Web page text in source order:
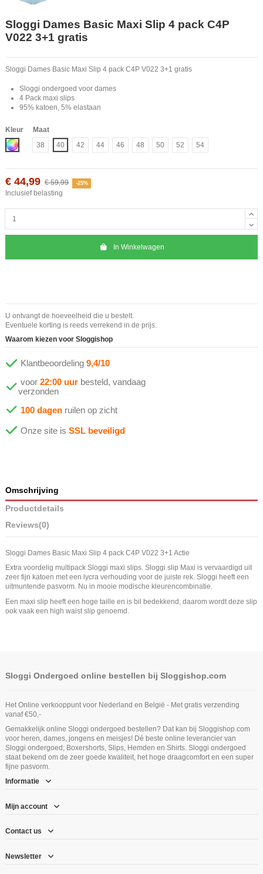
Sloggi Dames Basic Maxi Slip 4 pack C4P
V022 3+1 gratis
Sloggi Dames Basic Maxi Slip 4 pack C4P V022 3+1 gratis
Sloggi ondergoed voor dames
4 Pack maxi slips
95% katoen, 5% elastaan
Kleur
Mix
Maat
38
40 42 44 46 48 50 52 54
€ 44,99 € 59,99 -25%
Inclusief belasting
In Winkelwagen
U ontvangt de hoeveelheid die u bestelt.
Eventuele korting is reeds verrekend in de prijs.
Waarom kiezen voor Sloggishop
Klantbeoordeling 9,4/10
voor 22:00 uur besteld, vandaag
verzonden
100 dagen ruilen op zicht
Onze site is SSL beveiligd
Omschrijving
Productdetails
Reviews(0)
Sloggi Dames Basic Maxi Slip 4 pack C4P V022 3+1 Actie
Extra voordelig multipack Sloggi maxi slips. Sloggi slip Maxi is vervaardigd uit
zeer fijn katoen met een lycra verhouding voor de juiste rek. Sloggi heeft een
uitmuntende pasvorm. Nu in mooie modische kleurencombinatie.
Een maxi slip heeft een hoge taille en is bil bedekkend, daarom wordt deze slip
ook vaak een high waist slip genoemd.
Sloggi Ondergoed online bestellen bij Sloggishop.com
Het Online verkooppunt voor Nederland en België - Met gratis verzending
vanaf €50,-
Gemakkelijk online Sloggi ondergoed bestellen? Dat kan bij Sloggishop.com
voor heren, dames, jongens en meisjes! Dé beste online leverancier van
Sloggi ondergoed; Boxershorts, Slips, Hemden en Shirts. Sloggi ondergoed
staat bekend om de zeer goede kwaliteit, het hoge draagcomfort en een super
fijne pasvorm.
Informatie
Mijn account
Contact us
Newsletter